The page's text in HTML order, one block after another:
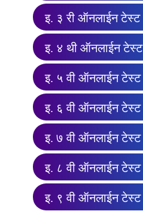
इ. ३ री ऑनलाईन टेस्ट
इ. ४ थी ऑनलाईन टेस्ट
इ. ५ वी ऑनलाईन टेस्ट
इ. ६ वी ऑनलाईन टेस्ट
इ. ७ वी ऑनलाईन टेस्ट
इ. ८ वी ऑनलाईन टेस्ट
इ. ९ वी ऑनलाईन टेस्ट